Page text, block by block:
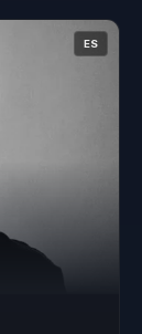
ES